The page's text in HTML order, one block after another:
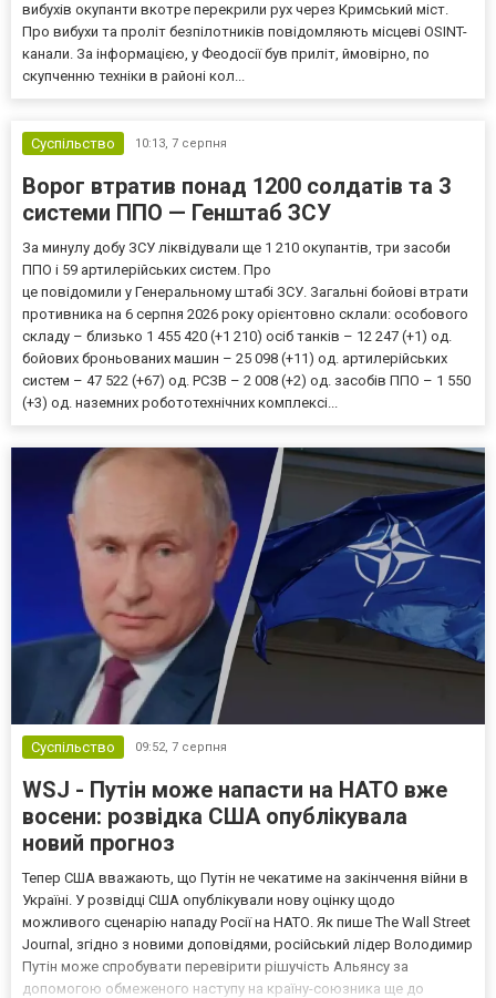
вибухів окупанти вкотре перекрили рух через Кримський міст.
Про вибухи та проліт безпілотників повідомляють місцеві OSINT-
канали. За інформацією, у Феодосії був приліт, ймовірно, по
скупченню техніки в районі кол...
Суспільство 10:13, 7 серпня
Ворог втратив понад 1200 солдатів та 3
системи ППО — Генштаб ЗСУ
За минулу добу ЗСУ ліквідували ще 1 210 окупантів, три засоби
ППО і 59 артилерійських систем. Про
це повідомили у Генеральному штабі ЗСУ. Загальні бойові втрати
противника на 6 серпня 2026 року орієнтовно склали: особового
складу – близько 1 455 420 (+1 210) осіб танків – 12 247 (+1) од.
бойових броньованих машин – 25 098 (+11) од. артилерійських
систем – 47 522 (+67) од. РСЗВ – 2 008 (+2) од. засобів ППО – 1 550
(+3) од. наземних робототехнічних комплексі...
Суспільство 09:52, 7 серпня
WSJ - Путін може напасти на НАТО вже
восени: розвідка США опублікувала
новий прогноз
Тепер США вважають, що Путін не чекатиме на закінчення війни в
Україні. У розвідці США опублікували нову оцінку щодо
можливого сценарію нападу Росії на НАТО. Як пише The Wall Street
Journal, згідно з новими доповідями, російський лідер Володимир
Путін може спробувати перевірити рішучість Альянсу за
допомогою обмеженого наступу на країну-союзника ще до